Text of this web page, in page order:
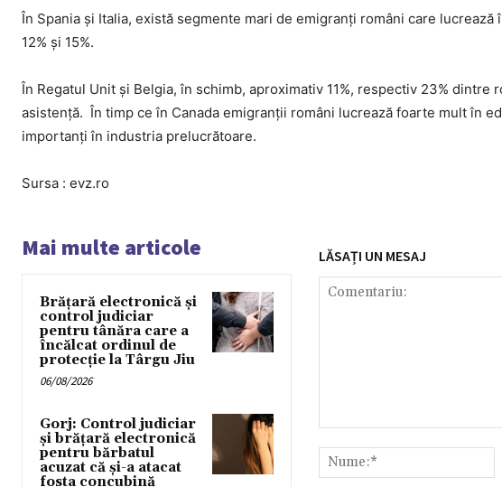
În Spania și Italia, există segmente mari de emigranți români care
12% și 15%.
În Regatul Unit și Belgia, în schimb, aproximativ 11%, respectiv 23%
asistență. În timp ce în Canada emigranții români lucrează foarte mult în
importanți în industria prelucrătoare.
Sursa : evz.ro
Mai multe articole
Brățară electronică și
control judiciar
pentru tânăra care a
încălcat ordinul de
protecție la Târgu Jiu
06/08/2026
Gorj: Control judiciar
și brățară electronică
pentru bărbatul
acuzat că și-a atacat
fosta concubină
LĂSAȚI UN MESAJ